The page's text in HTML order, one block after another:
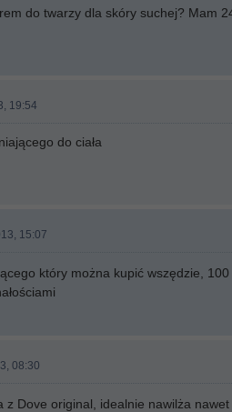
do twarzy dla skóry suchej? Mam
19:54
do ciała
15:07
który można kupić wszędzie, 100
08:30
z Dove original, idealnie nawilża